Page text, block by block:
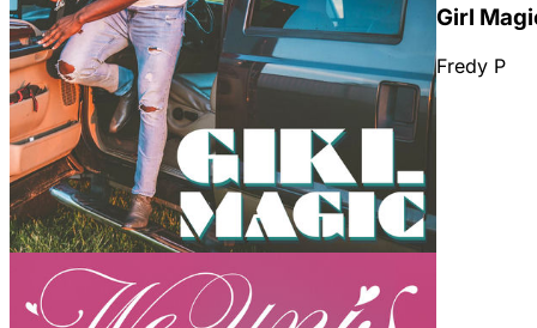
Géneros
Girl
Fredy P